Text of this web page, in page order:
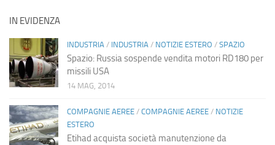
IN EVIDENZA
INDUSTRIA / INDUSTRIA / NOTIZIE ESTERO / SPAZIO
Spazio: Russia sospende vendita motori RD180 per
missili USA
14 MAG, 2014
COMPAGNIE AEREE / COMPAGNIE AEREE / NOTIZIE
ESTERO
Etihad acquista società manutenzione da